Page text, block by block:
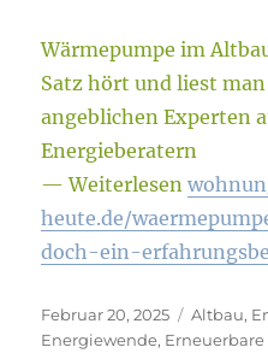
Wärmepumpe im
Satz hört und liest
angeblichen Experten
Energieberatern
— Weiterlesen
heute.de/
doch-ein-
Veröffentlicht
am
Februar 20, 2025 Altbau,
Energiewende,